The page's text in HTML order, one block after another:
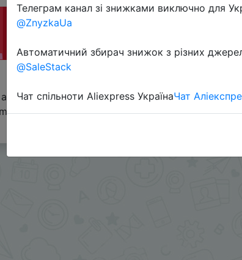
t.me/%2B8jHVizJO6XY3M2Qy
Телеграм канал зі знижками виключно для
@ZnyzkaUa
Автоматичний збирач знижок з різних
@SaleStack
Чат спільноти Aliexpress УкраїнаЧат